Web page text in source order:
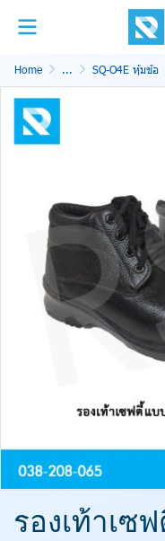
Home ... SQ-O4E หุ้มข้อ
รองเท้าเซ